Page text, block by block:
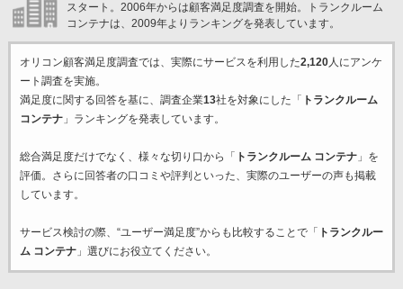
スタート。2006年からは顧客満足度調査を開始。トランクルーム
コンテナは、2009年よりランキングを発表しています。
オリコン顧客満足度調査では、実際にサービスを利用した2,120人にアンケ
ート調査を実施。
満足度に関する回答を基に、調査企業13社を対象にした「
トランクルーム
コンテナ」ランキングを発表しています。
総合満足度だけでなく、様々な切り口から「 トランクルーム コンテナ」を
評価。さらに回答者の口コミや評判といった、実際のユーザーの声も掲載
しています。
サービス検討の際、“ユーザー満足度”からも比較することで「
トランクルー
ム コンテナ」選びにお役立てください。